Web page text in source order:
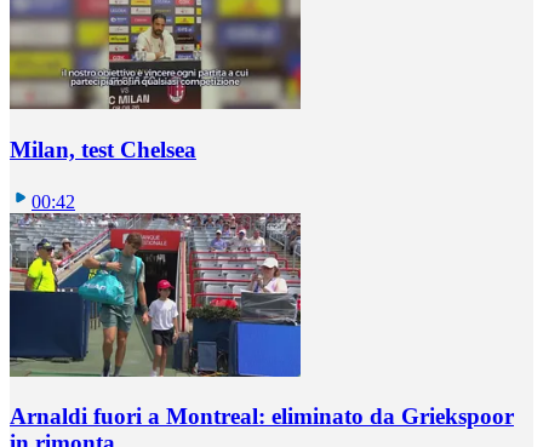
Milan, test Chelsea
00:42
Arnaldi fuori a Montreal: eliminato da Griekspoor